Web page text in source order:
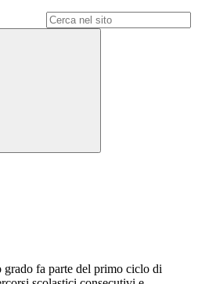
fa parte del primo ciclo di